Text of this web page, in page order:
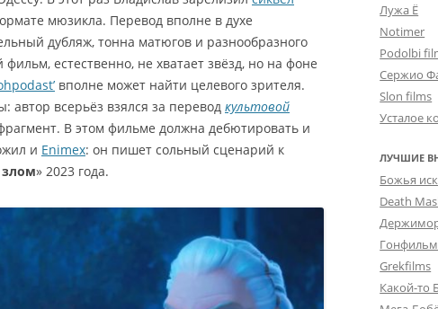
мюзикла. Перевод вполне в духе
дубляж, тонна матюгов и разнообразного
естественно, не хватает звёзд, но на фоне
вполне может найти целевого зрителя.
автор всерьёз взялся за перевод культовой
В этом фильме должна дебютировать и
и Enimex: он пишет сольный сценарий к
» 2023 года.
Лужа Ё
Notimer
Podolbi
Сержио
Slon films
Усталое
ЛУЧШИЕ
Божья
Death
Гонфильм
Grekfilms
Какой-то